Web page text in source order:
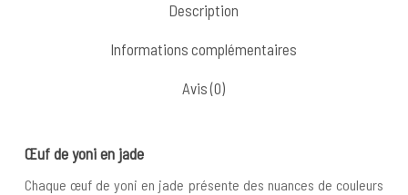
Description
Informations complémentaires
Avis (0)
Œufde yoni en jade
Chaque œuf de yoni en jade présente des nuances de couleurs